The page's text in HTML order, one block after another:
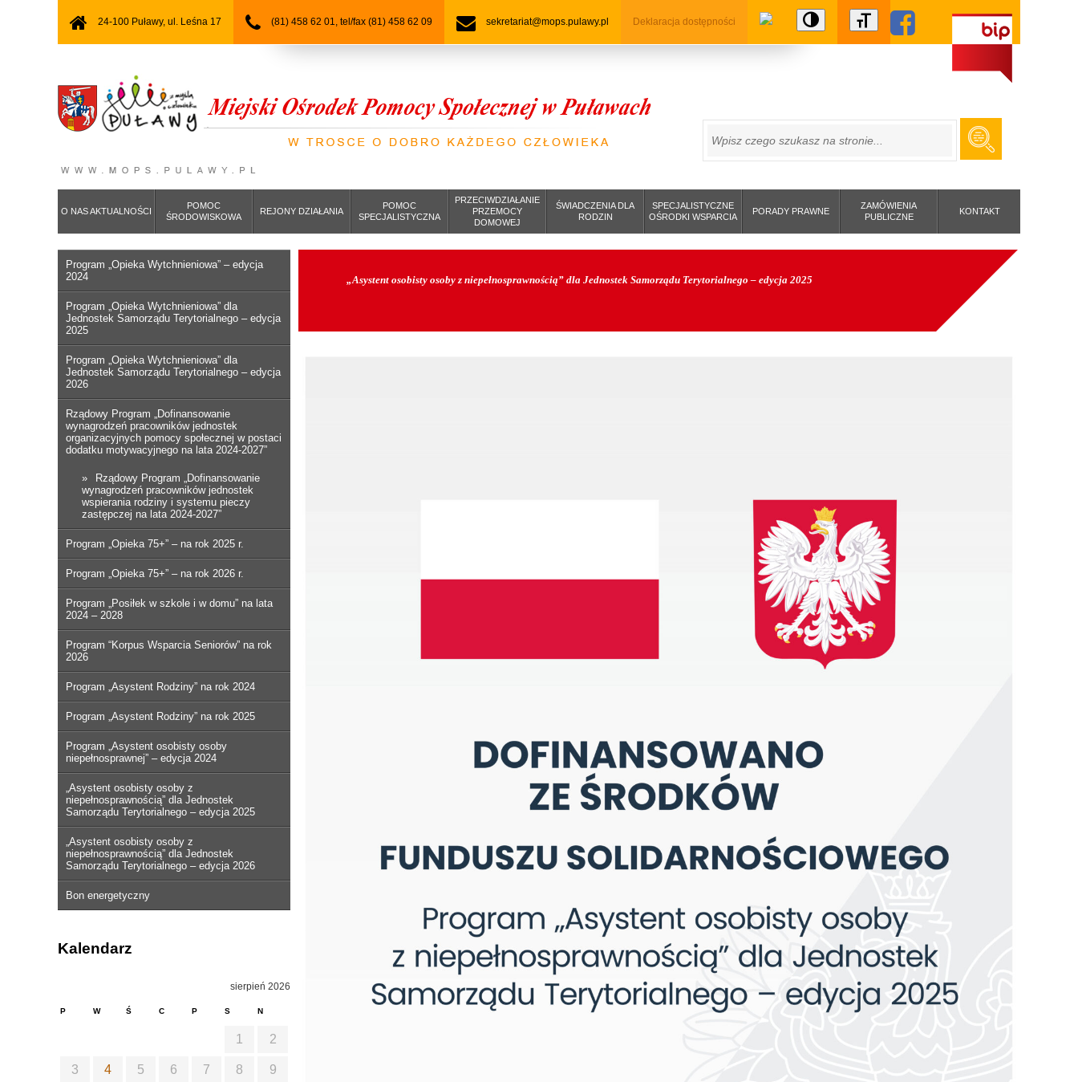
24-100 Puławy, ul. Leśna 17 (81) 458 62 01, tel/fax (81) 458 62 09 sekretariat@mops.pulawy.pl Deklaracja dostępności
SZUKAJ
O NAS AKTUALNOŚCI
POMOC
ŚRODOWISKOWA
REJONY DZIAŁANIA
POMOC
SPECJALISTYCZNA
PRZECIWDZIAŁANIE
PRZEMOCY
DOMOWEJ
ŚWIADCZENIA DLA
RODZIN
SPECJALISTYCZNE
OŚRODKI WSPARCIA
PORADY PRAWNE
ZAMÓWIENIA
PUBLICZNE
KONTAKT
„Asystent osobisty osoby z niepełnosprawnością” dla Jednostek Samorządu Terytorialnego – edycja 2025
Program „Opieka Wytchnieniowa” – edycja
2024
Program „Opieka Wytchnieniowa” dla
Jednostek Samorządu Terytorialnego – edycja
2025
Program „Opieka Wytchnieniowa” dla
Jednostek Samorządu Terytorialnego – edycja
2026
Rządowy Program „Dofinansowanie
wynagrodzeń pracowników jednostek
organizacyjnych pomocy społecznej w postaci
dodatku motywacyjnego na lata 2024-2027”
Rządowy Program „Dofinansowanie
wynagrodzeń pracowników jednostek
wspierania rodziny i systemu pieczy
zastępczej na lata 2024-2027”
Program „Opieka 75+” – na rok 2025 r.
Program „Opieka 75+” – na rok 2026 r.
Program „Posiłek w szkole i w domu” na lata
2024 – 2028
Program “Korpus Wsparcia Seniorów” na rok
2026
Program „Asystent Rodziny” na rok 2024
Program „Asystent Rodziny” na rok 2025
Program „Asystent osobisty osoby
niepełnosprawnej” – edycja 2024
„Asystent osobisty osoby z
niepełnosprawnością” dla Jednostek
Samorządu Terytorialnego – edycja 2025
„Asystent osobisty osoby z
niepełnosprawnością” dla Jednostek
Samorządu Terytorialnego – edycja 2026
Bon energetyczny
Kalendarz
sierpień 2026
P W Ś C P S N
1 2
3 4 5 6 7 8 9